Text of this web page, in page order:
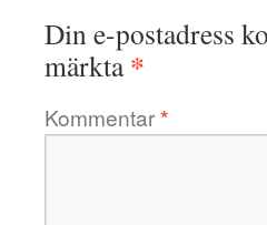
Din e-postadress
märkta*
Kommentar*